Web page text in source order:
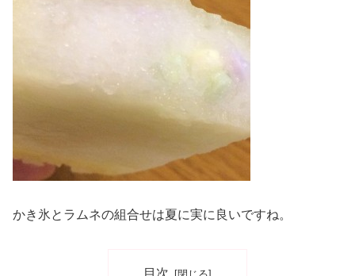
かき氷とラムネの組合せは夏に実に良いですね。
目次